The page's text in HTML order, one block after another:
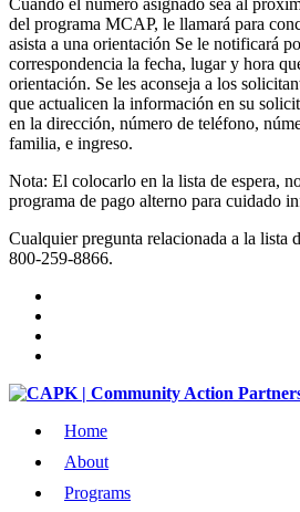
Cuando el número asignado sea al
del programa MCAP, le llamará para
asista a una orientación Se le notificará
correspondencia la fecha, lugar y hora
orientación. Se les aconseja a los
que actualicen la información en su
en la dirección, número de teléfono,
familia, e ingreso.
Nota: El colocarlo en la lista de espera,
programa de pago alterno para cuidado
Cualquier pregunta relacionada a la lista
800-259-8866.
Home
About
Programs